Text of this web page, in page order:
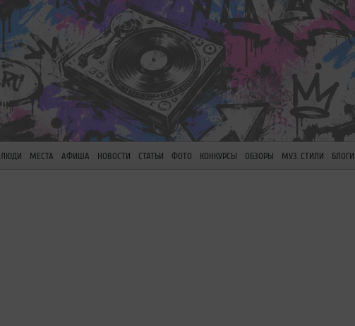
ЛЮДИ МЕСТА АФИША НОВОСТИ СТАТЬИ ФОТО КОНКУРСЫ ОБЗОРЫ МУЗ. СТИЛИ БЛОГИ